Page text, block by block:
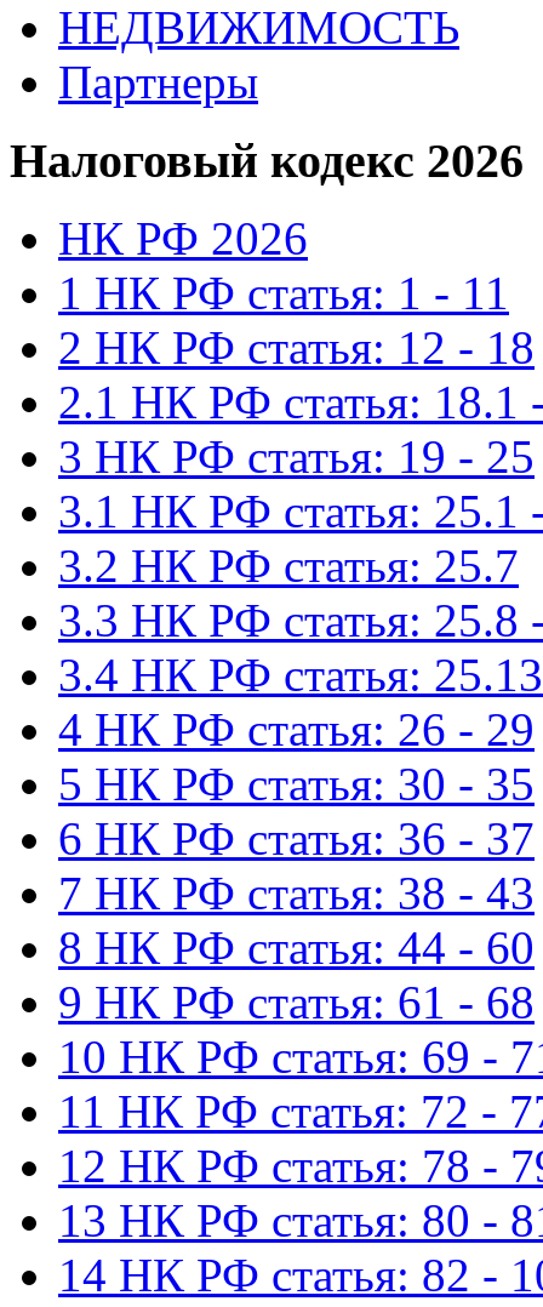
НЕДВИЖИМОСТЬ
Партнеры
Налоговый кодекс 2026
НК РФ 2026
1 НК РФ статья: 1 - 11
2 НК РФ статья: 12 - 18
2.1 НК РФ статья: 18.1
3 НК РФ статья: 19 - 25
3.1 НК РФ статья: 25.1
3.2 НК РФ статья: 25.7
3.3 НК РФ статья: 25.8
3.4 НК РФ статья:
4 НК РФ статья: 26 - 29
5 НК РФ статья: 30 - 35
6 НК РФ статья: 36 - 37
7 НК РФ статья: 38 - 43
8 НК РФ статья: 44 - 60
9 НК РФ статья: 61 - 68
10 НК РФ статья: 69 -
11 НК РФ статья: 72 -
12 НК РФ статья: 78 -
13 НК РФ статья: 80 -
14 НК РФ статья: 82 -